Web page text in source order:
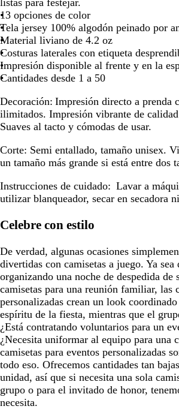
de
las
flechas
para
arrastrar
de
las
flechas
para
arrastrar
las
flechas
para
arrastrar
las
para
arrastrar
i
n
o
l
o
i
v
a
a
d
o
o13 opciones de color
Tela jersey 100% algodón peinado por
Material liviano de 4.2 oz
Costuras laterales con etiqueta
Impresión disponible al frente y en la
Cantidades desde 1 a 50
Decoración: Impresión directo a prenda
ilimitados. Impresión vibrante de
Suaves al tacto y cómodas de usar.
Corte: Semi entallado, tamaño unisex.
un tamaño más grande si está entre dos
Instrucciones de cuidado: Lavar a
utilizar blanqueador, secar en secadora
Celebre con estilo
De verdad, algunas ocasiones
divertidas con camisetas a juego. Ya sea
organizando una noche de despedida de
camisetas para una reunión familiar, las
personalizadas crean un look
espíritu de la fiesta, mientras que el
¿Está contratando voluntarios para un
¿Necesita uniformar al equipo para una
camisetas para eventos personalizadas
todo eso. Ofrecemos cantidades tan
unidad, así que si necesita una sola
grupo o para el invitado de honor,
necesita.